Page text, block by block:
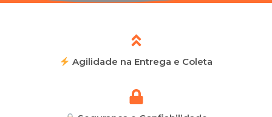
Agilidade na Entrega e Coleta